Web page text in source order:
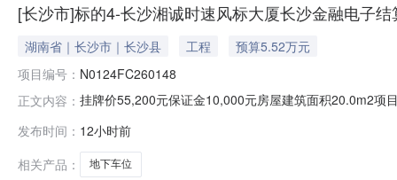
[长沙市]标的4-长沙湘诚时速风标大厦长沙金融电子
湖南省｜长沙市｜长沙县 工程
预算5.52万元
项目编号： N0124FC260148
正文内容： 挂牌价55,200元保证金10,000元房屋建筑面积20.0m2项
地下车位7号基本属性房屋建筑面积约（㎡）20.00套内
发布时间： 12小时前
相关产品：
地下车位